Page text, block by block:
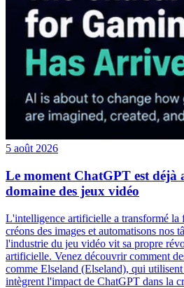
5 août 2026
Le moment ChatGPT est déjà
domaine des jeux vidéo
L'intelligence artificielle a transformé la
créons des images et automatisons nos
l'industrie du jeu vidéo vit sa propre
artificielle. Venez découvrir comment
comme Elseland (Elseland), qui
intègrent l'impact de ChatGPT dans la